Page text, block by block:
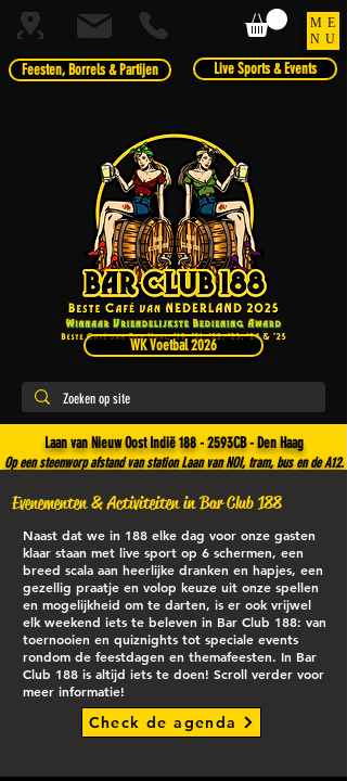
Feesten, Borrels & Partijen
ME
NU
Live Sports & Events
Laan van Nieuw Oost Indië 188 - 2593CB - Den Haag
Op een steenworp afstand van station Laan van NOI, tram, bus en de A12.
WK Voetbal 2026
Evenementen & Activiteiten in Bar Club 188
Naast dat we in 188 elke dag voor onze gasten
klaar staan met live sport op 6 schermen, een
breed scala aan heerlijke dranken en hapjes, een
gezellig praatje en volop keuze uit onze spellen
en mogelijkheid om te darten, is er ook vrijwel
elk weekend iets te beleven in Bar Club 188: van
toernooien en quiznights tot speciale events
rondom de feestdagen en themafeesten. In Bar
Club 188 is altijd iets te doen! Scroll verder voor
meer informatie!
Check de agenda